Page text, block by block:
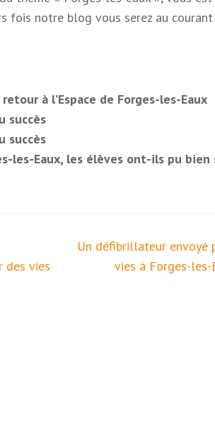
notre blog vous serez au
à l’Espace de Forges-les-Eaux
succès
succès
les-Eaux, les élèves ont-ils pu bien
des vies
Un défibrillateur envoyé
vies à Forges-les-